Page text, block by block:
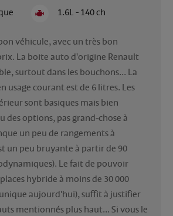
1.6L - 140 ch
véhicule, avec un très bon
La boite auto d'origine Renault
surtout dans les bouchons... La
usage courant est de 6 litres. Les
sont basiques mais bien
des options, pas grand-chose à
un peu de rangements à
un peu bruyante à partir de 90
Le fait de pouvoir
hybride à moins de 30 000
aujourd'hui), suffit à justifier
mentionnés plus haut... Si vous le